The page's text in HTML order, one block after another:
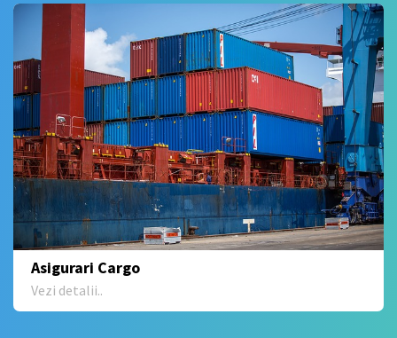
Asigurari Cargo
Vezi detalii..